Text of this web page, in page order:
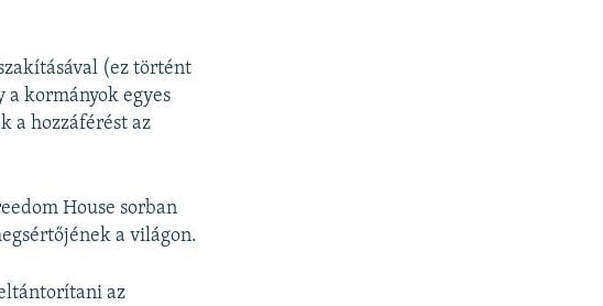
(ez történt
kormányok egyes
a hozzáférést az
House sorban
a világon.
az